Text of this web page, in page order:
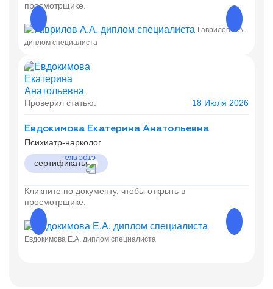
просмотрщике.
Гаврилов А.А.
диплом специалиста
Проверил статью: 18 Июля 2026
Евдокимова Екатерина Анатольевна
Психиатр-нарколог
сертификаты
Кликните по документу, чтобы открыть в
просмотрщике.
Евдокимова Е.А. диплом специалиста